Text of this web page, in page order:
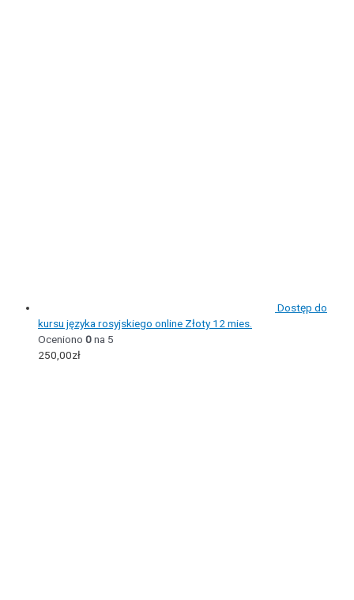
Dostęp do
kursu języka rosyjskiego online Złoty 12 mies.
Oceniono 0na 5
250,00zł